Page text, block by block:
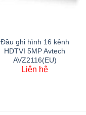
Đầu ghi hình 16 kênh
HDTVI 5MP Avtech
AVZ2116(EU)
Liên hệ